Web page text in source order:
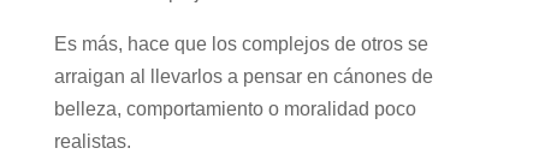
Es más, hace que los complejos de otros se
arraigan al llevarlos a pensar en cánones de
belleza, comportamiento o moralidad poco
realistas.